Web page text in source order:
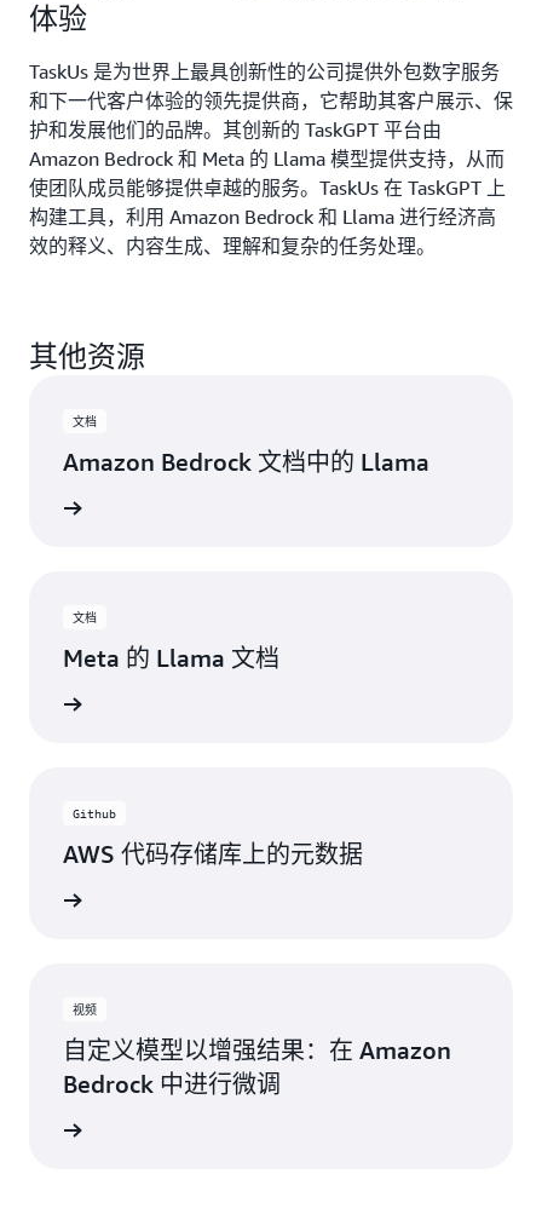
体验
TaskUs 是为世界上最具创新性的公司提供外包数字服务
和下一代客户体验的领先提供商，它帮助其客户展示、保
护和发展他们的品牌。其创新的 TaskGPT 平台由
Amazon Bedrock 和 Meta 的 Llama 模型提供支持，从而
使团队成员能够提供卓越的服务。TaskUs 在 TaskGPT 上
构建工具，利用 Amazon Bedrock 和 Llama 进行经济高
效的释义、内容生成、理解和复杂的任务处理。
其他资源
文档
Amazon Bedrock 文档中的 Llama
文档
Meta 的 Llama 文档
Github
AWS 代码存储库上的元数据
视频
自定义模型以增强结果：在 Amazon
Bedrock 中进行微调